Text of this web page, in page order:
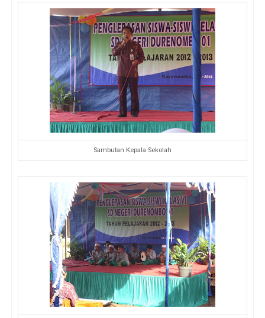
Sambutan Kepala Sekolah